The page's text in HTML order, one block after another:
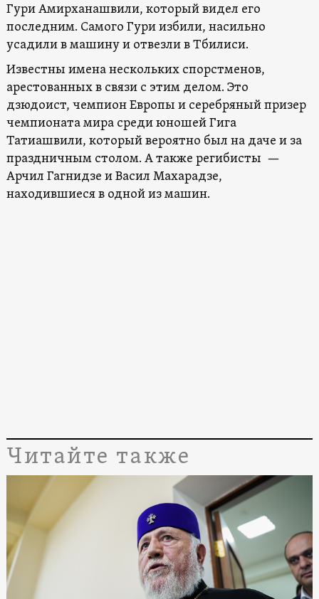
Гури Амирханашвили, который видел его
последним. Самого Гури избили, насильно
усадили в машину и отвезли в Тбилиси.
Известны имена нескольких спорстменов,
арестованных в связи с этим делом. Это
дзюдоист, чемпион Европы и серебряный призер
чемпионата мира среди юношей Гига
Татиашвили, который вероятно был на даче и за
праздничным столом. А также регибисты —
Арчил Гагнидзе и Васил Махарадзе,
находившиеся в одной из машин.
Читайте также